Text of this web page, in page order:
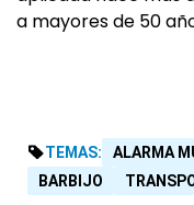
a mayores de 50
TEMAS:
ALARMA
BARBIJO